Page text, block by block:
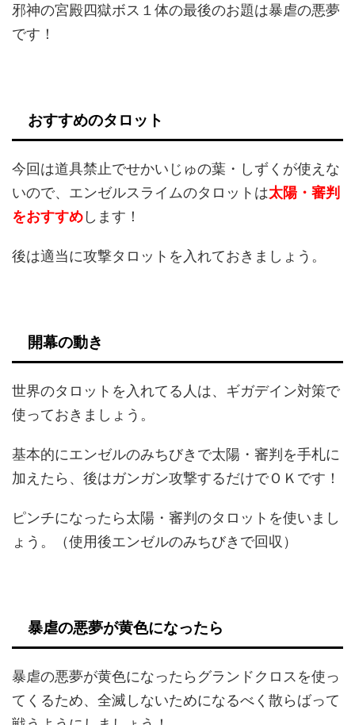
邪神の宮殿四獄ボス１体の最後のお題は暴虐の悪夢
です！
おすすめのタロット
今回は道具禁止でせかいじゅの葉・しずくが使えな
いので、エンゼルスライムのタロットは太陽・審判
をおすすめします！
後は適当に攻撃タロットを入れておきましょう。
開幕の動き
世界のタロットを入れてる人は、ギガデイン対策で
使っておきましょう。
基本的にエンゼルのみちびきで太陽・審判を手札に
加えたら、後はガンガン攻撃するだけでＯＫです！
ピンチになったら太陽・審判のタロットを使いまし
ょう。（使用後エンゼルのみちびきで回収）
暴虐の悪夢が黄色になったら
暴虐の悪夢が黄色になったらグランドクロスを使っ
てくるため、全滅しないためになるべく散らばって